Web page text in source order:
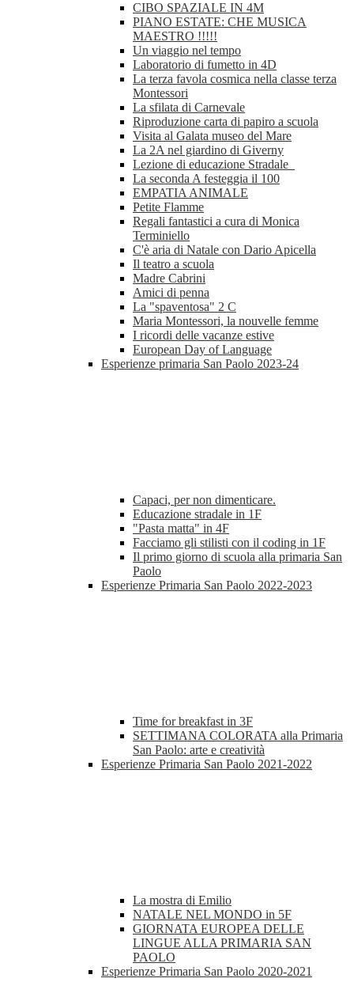
CIBO SPAZIALE IN 4M
PIANO ESTATE: CHE MUSICA
MAESTRO !!!!!
Un viaggio nel tempo
Laboratorio di fumetto in 4D
La terza favola cosmica nella classe terza
Montessori
La sfilata di Carnevale
Riproduzione carta di papiro a scuola
Visita al Galata museo del Mare
La 2A nel giardino di Giverny
Lezione di educazione Stradale
La seconda A festeggia il 100
EMPATIA ANIMALE
Petite Flamme
Regali fantastici a cura di Monica
Terminiello
C'è aria di Natale con Dario Apicella
Il teatro a scuola
Madre Cabrini
Amici di penna
La "spaventosa" 2 C
Maria Montessori, la nouvelle femme
I ricordi delle vacanze estive
European Day of Language
Esperienze primaria San Paolo 2023-24
Capaci, per non dimenticare.
Educazione stradale in 1F
"Pasta matta" in 4F
Facciamo gli stilisti con il coding in 1F
Il primo giorno di scuola alla primaria San
Paolo
Esperienze Primaria San Paolo 2022-2023
Time for breakfast in 3F
SETTIMANA COLORATA alla Primaria
San Paolo: arte e creatività
Esperienze Primaria San Paolo 2021-2022
La mostra di Emilio
NATALE NEL MONDO in 5F
GIORNATA EUROPEA DELLE
LINGUE ALLA PRIMARIA SAN
PAOLO
Esperienze Primaria San Paolo 2020-2021